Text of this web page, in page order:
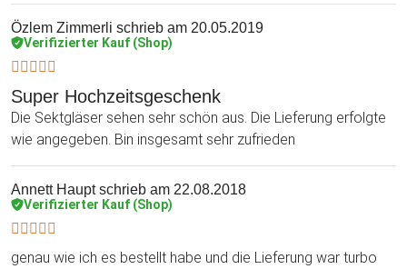
Özlem Zimmerli schrieb am 20.05.2019
Verifizierter Kauf (Shop)
Super Hochzeitsgeschenk
Die Sektgläser sehen sehr schön aus. Die Lieferung erfolgte
wie angegeben. Bin insgesamt sehr zufrieden
Annett Hauptschrieb am 22.08.2018
Verifizierter Kauf (Shop)
genau wie ich es bestellt habe und die Lieferung war turbo